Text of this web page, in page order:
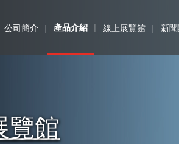
公司簡介 產品介紹 線上展覽館 新
覽館